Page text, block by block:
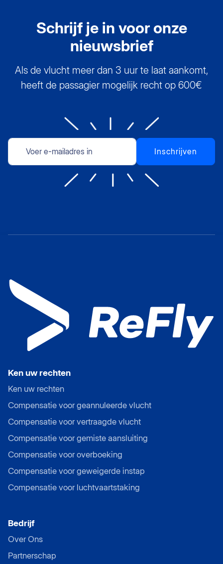
Schrijf je in voor onze
nieuwsbrief
Als de vlucht meer dan 3 uur te laat aankomt,
heeft de passagier mogelijk recht op 600€
Inschrijven
Ken uw rechten
Ken uw rechten
Compensatie voor geannuleerde vlucht
Compensatie voor vertraagde vlucht
Compensatie voor gemiste aansluiting
Compensatie voor overboeking
Compensatie voor geweigerde instap
Compensatie voor luchtvaartstaking
Bedrijf
Over Ons
Partnerschap